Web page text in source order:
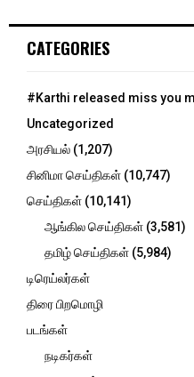
h
o
:
CATEGORIES
#Karthi released miss you
Uncategorized
அரசியல் (1,207)
சினிமா செய்திகள் (10,747)
செய்திகள் (10,141)
ஆங்கில செய்திகள் (3,581)
தமிழ் செய்திகள் (5,984)
டிரெய்லர்கள்
திரை பிறமொழி
படங்கள்
நடிகர்கள்